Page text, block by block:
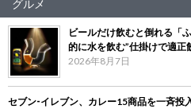
グルメ
ビールだけ飲むと倒れる「
的に水を飲む”仕掛けで適正
2026年8月7日
セブン‐イレブン、カレー15商品を一斉